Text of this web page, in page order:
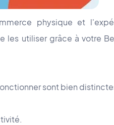
physique et
les utiliser grâce à votre
sont bien